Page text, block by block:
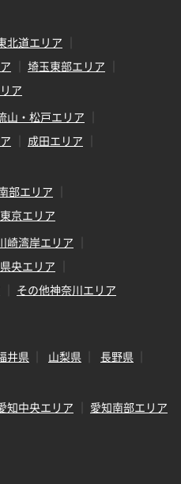
北道エリア
埼玉東部エリア
ア
山・松戸エリア
成田エリア
部エリア
京エリア
崎湾岸エリア
央エリア
その他神奈川エリア
井県 山梨県
長野県
知中央エリア
愛知南部エリア